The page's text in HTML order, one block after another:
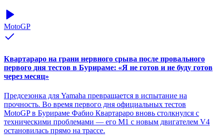
MotoGP
Квартараро на грани нервного срыва после провального
первого дня тестов в Бурираме: «Я не готов и не буду готов
через месяц»
Предсезонка для Yamaha превращается в испытание на
прочность. Во время первого дня официальных тестов
MotoGP в Бурираме Фабио Квартараро вновь столкнулся с
техническими проблемами — его M1 с новым двигателем V4
остановилась прямо на трассе.